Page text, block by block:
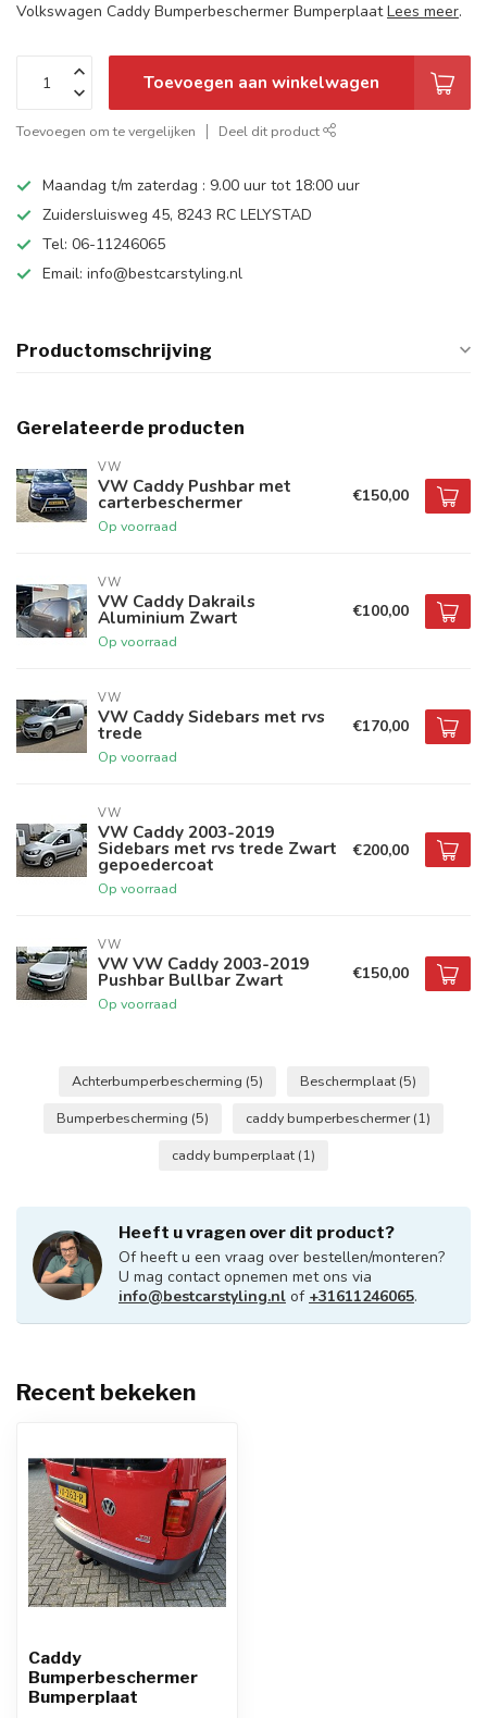
Volkswagen Caddy Bumperbeschermer BumperplaatLees meer.
Toevoegen aan winkelwagen
Toevoegen om te vergelijken Deel dit product
Maandag t/m zaterdag : 9.00 uur tot 18:00 uur
Zuidersluisweg 45, 8243 RC LELYSTAD
Tel: 06-11246065
Email: info@bestcarstyling.nl
Productomschrijving
Gerelateerde producten
VW
VW Caddy Pushbar met
carterbeschermer
Op voorraad
€150,00
VW
VW Caddy Dakrails
Aluminium Zwart
Op voorraad
€100,00
VW
VW Caddy Sidebars met rvs
trede
Op voorraad
€170,00
VW
VW Caddy 2003-2019
Sidebars met rvs trede Zwart
gepoedercoat
Op voorraad
€200,00
VW
VW VW Caddy 2003-2019
Pushbar Bullbar Zwart
Op voorraad
€150,00
Achterbumperbescherming (5) Beschermplaat (5)
Bumperbescherming (5) caddy bumperbeschermer(1)
caddy bumperplaat (1)
Heeft u vragen over dit product?
Of heeft u een vraag over bestellen/monteren?
U mag contact opnemen met ons via
info@bestcarstyling.nl of +31611246065.
Recent bekeken
Caddy
Bumperbeschermer
Bumperplaat